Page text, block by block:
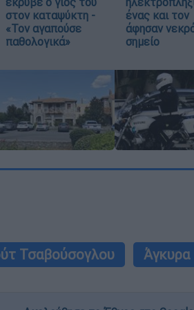
στον καταψύκτη -
«Τον αγαπούσε
παθολογικά»
ένας και τον
άφησαν
σημείο
Τσαβούσογλου Άγκυρα